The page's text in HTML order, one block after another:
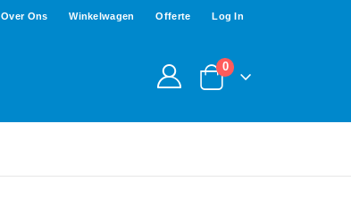
Over Ons Winkelwagen Offerte Log In
0